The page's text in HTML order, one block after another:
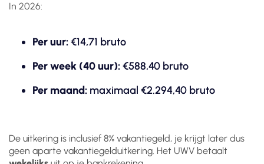
In 2026:
Per uur:€14,71 bruto
Per week (40 uur):€588,40 bruto
Per maand: maximaal €2.294,40 bruto
De uitkering is inclusief 8% vakantiegeld, je krijgt later dus
geen aparte vakantiegelduitkering. Het UWV betaalt